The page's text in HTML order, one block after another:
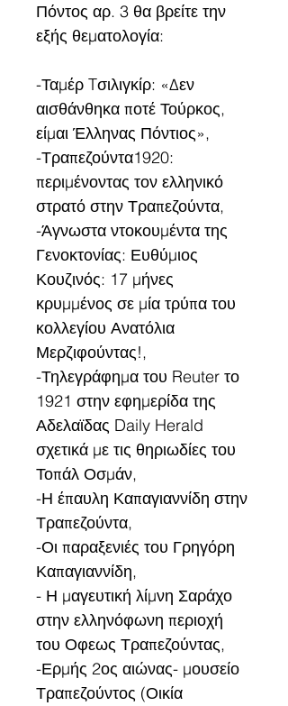
Πόντος αρ. 3 θα βρείτε την
εξής θεματολογία:
-Ταμέρ Tσιλιγκίρ: «Δεν
αισθάνθηκα ποτέ Τούρκος,
είμαι Έλληνας Πόντιος»,
-Τραπεζούντα1920:
περιμένοντας τον ελληνικό
στρατό στην Τραπεζούντα,
-Άγνωστα ντοκουμέντα της
Γενοκτονίας: Ευθύμιος
Κουζινός: 17 μήνες
κρυμμένος σε μία τρύπα του
κολλεγίου Ανατόλια
Μερζιφούντας!,
-Τηλεγράφημα του Reuter το
1921 στην εφημερίδα της
Αδελαϊδας Daily Herald
σχετικά με τις θηριωδίες του
Τοπάλ Οσμάν,
-Η έπαυλη Καπαγιαννίδη στην
Τραπεζούντα,
-Οι παραξενιές του Γρηγόρη
Καπαγιαννίδη,
- Η μαγευτική λίμνη Σαράχο
στην ελληνόφωνη περιοχή
του Οφεως Τραπεζούντας,
-Ερμής 2ος αιώνας- μουσείο
Τραπεζούντος (Οικία